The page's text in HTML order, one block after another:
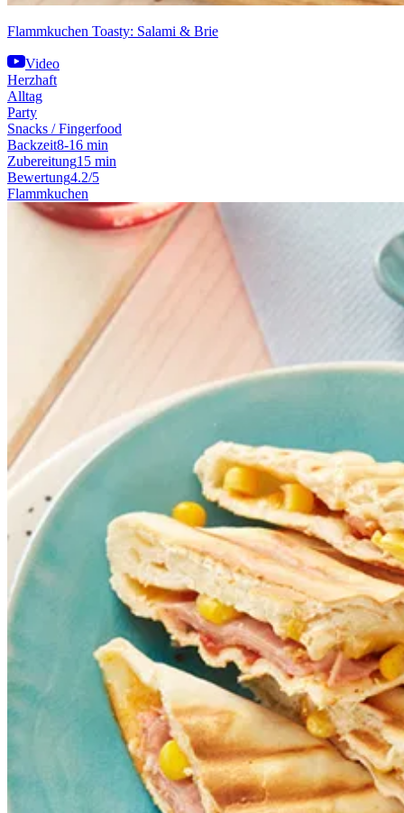
Flammkuchen Toasty: Salami & Brie
Video
Herzhaft
Alltag
Party
Snacks / Fingerfood
Backzeit8-16 min
Zubereitung15 min
Bewertung4.2/5
Flammkuchen